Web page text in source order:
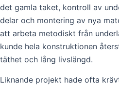
det gamla taket, kontroll av
delar och montering av nya
att arbeta metodiskt från
kunde hela konstruktionen
täthet och lång livslängd.
Liknande projekt hade ofta